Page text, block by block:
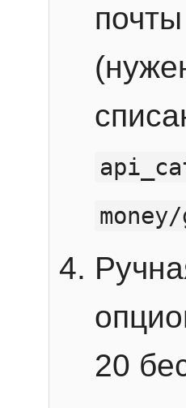
20